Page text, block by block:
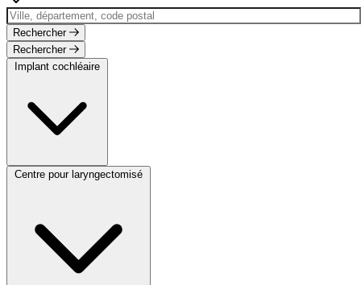
Rechercher
Rechercher
Implant cochléaire
Centre pour laryngectomisé